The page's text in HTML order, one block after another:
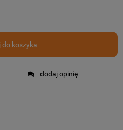
do koszyka
dodaj opinię